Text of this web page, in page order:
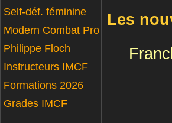
Self-déf. féminine
Modern Combat Pro
Philippe Floch
Instructeurs IMCF
Formations 2026
Grades IMCF
Les